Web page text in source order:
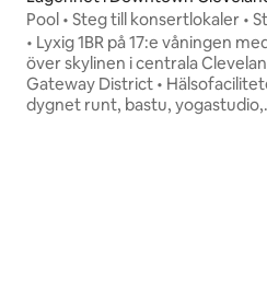
Pool • Steg till konsertlokaler •
• Utsikt
• Lyxig 1BR på 17:e våningen
över skylinen i centrala
Gateway District •
dygnet runt, bastu, yogastudio,